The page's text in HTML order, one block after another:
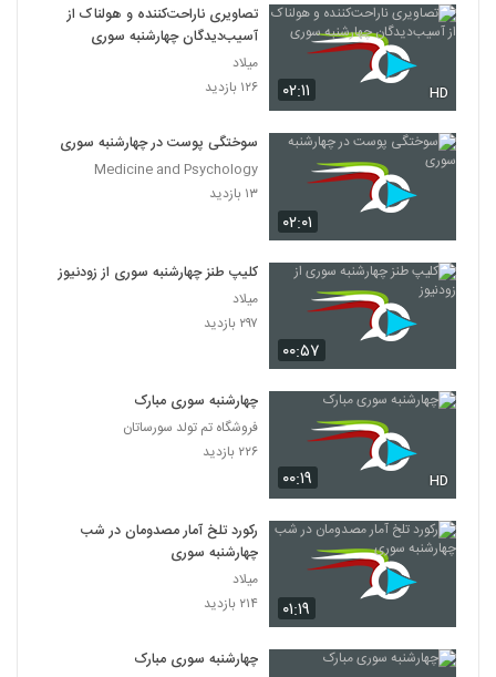
۰۲:۱۱ HD
تصاویری ناراحت‌کننده و هولناک از
آسیب‌دیدگان چهارشنبه سوری
میلاد
۱۲۶ بازدید
۰۲:۰۱
سوختگی پوست در چهارشنبه سوری
Medicine and Psychology
۱۳ بازدید
۰۰:۵۷
کلیپ طنز چهارشنبه سوری از زودنیوز
میلاد
۲۹۷ بازدید
۰۰:۱۹ HD
چهارشنبه سوری مبارک
فروشگاه تم تولد سورساتان
۲۲۶ بازدید
۰۱:۱۹
رکورد تلخ آمار مصدومان در شب
چهارشنبه سوری
میلاد
۲۱۴ بازدید
چهارشنبه سوری مبارک